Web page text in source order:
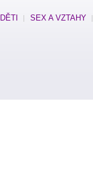
DĚTI SEX A VZTAHY